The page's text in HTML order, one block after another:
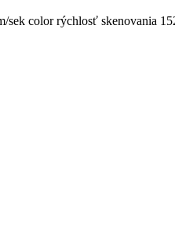
color rýchlosť skenovania